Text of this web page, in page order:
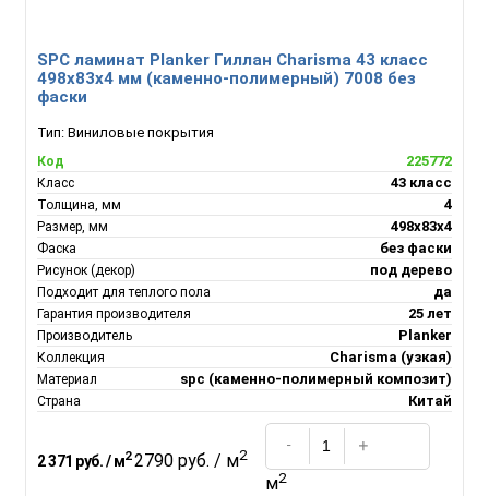
SPC ламинат Planker Гиллан Charisma 43 класс
498х83х4 мм (каменно-полимерный) 7008 без
фаски
Тип: Виниловые покрытия
Код 225772
Класс 43 класс
Толщина, мм 4
Размер, мм 498х83х4
Фаска без фаски
Рисунок (декор) под дерево
Подходит для теплого пола да
Гарантия производителя 25 лет
Производитель Planker
Коллекция Charisma (узкая)
Материал spc (каменно-полимерный композит)
Страна Китай
2 371 руб. / м22790 руб. / м2
м2